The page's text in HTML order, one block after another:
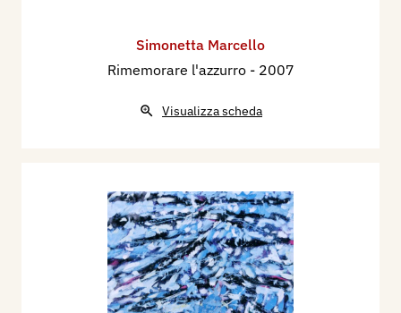
Simonetta Marcello
Rimemorare l'azzurro - 2007
Visualizza scheda